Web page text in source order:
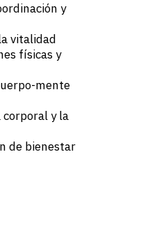
y
vitalidad
físicas y
mente
corporal y la
de bienestar